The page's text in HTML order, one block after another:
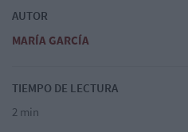
AUTOR
MARÍA GARCÍA
TIEMPO DE LECTURA
2 min